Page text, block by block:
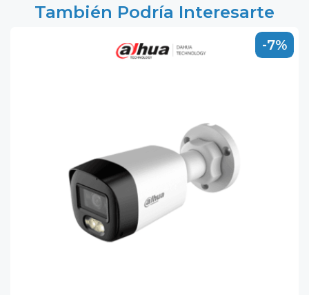
También Podría Interesarte
-7%